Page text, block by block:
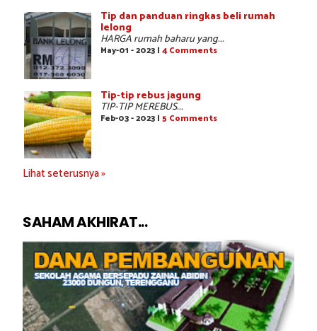
Tip dan panduan ringkas beli rumah
lelong
HARGA rumah baharu yang...
May-01 - 2023 | 4 Comments
Tip-tip rebus jagung
TIP-TIP MEREBUS...
Feb-03 - 2023 | 5 Comments
Lihat seterusnya »
SAHAM AKHIRAT...